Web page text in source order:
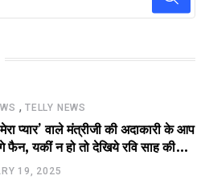
, TELLY NEWS
प्यार’ वाले मंत्रीजी की अदाकारी के आप
फैन, यकीं न हो तो देखिये रवि साह की
19, 2025